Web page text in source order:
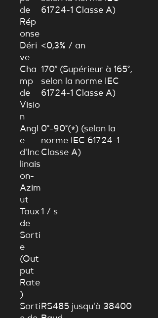
de
Rép
onse
61724-1 Classe A)
Déri
ve
<0,3% / an
Cha
mp
de
Visio
n
170° (Supérieur à 165°,
selon la norme IEC
61724-1 Classe A)
Angl
e
d'Inc
linais
on-
Azim
ut
0°-90°(∗) (selon la
norme IEC 61724-1
Classe A)
Taux
de
Sorti
e
(Out
put
Rate
)
1 / s
SortiRS485 jusqu'à 38400